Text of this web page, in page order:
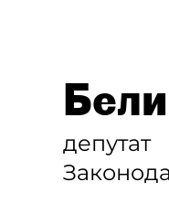
депутат